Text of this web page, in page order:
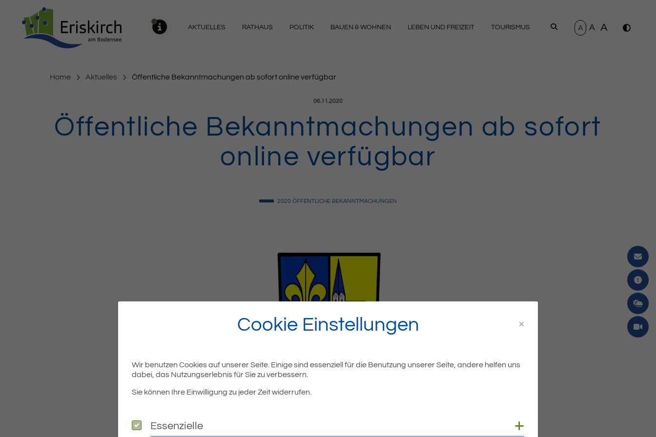
AKTUELLES RATHAUS POLITIK BAUEN & WOHNEN LEBEN UND FREIZEIT TOURISMUS SUCHEN
A A A
Home Aktuelles Öffentliche Bekanntmachungen ab sofort online verfügbar
Veröffentlicht am:
06.11.2020
Öffentliche Bekanntmachungen ab sofort
online verfügbar
2020 ÖFFENTLICHE BEKANNTMACHUNGEN
Die Öffentlichen Bekanntmachungen sind ab sofort online verfügbar. Die Veröffentlichung im Mitteilungsblatt erfolgt
nur noch nachrichtlich zur Information. Für die Rechtswirksamkeit ist künftig die Internetbekanntmachung
Cookie Einstellungen
Wir benutzen Cookies auf unserer Seite. Einige sind essenziell für die Benutzung unserer Seite, andere helfen uns
dabei, das Nutzungserlebnis für Sie zu verbessern.
Sie können Ihre Einwilligung zu jeder Zeit widerrufen.
Essenzielle
Essenzielle